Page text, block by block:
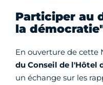
Participer au
la
En ouverture de cette
du Conseil de l'Hôtel
un échange sur les